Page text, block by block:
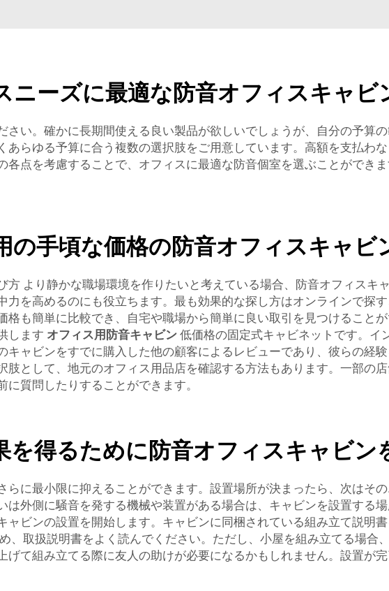
ニーズに最適な防音オフィスキャビ
さい。確かに長期間使える良い製品が欲しいでしょうが、自分の予算
あらゆる予算に合う複数の選択肢をご用意しています。高額を支払わ
各点を考慮することで、オフィスに最適な防音個室を選ぶことができ
の手頃な価格の防音オフィスキャビ
方 より静かな職場環境を作りたいと考えている場合、防音オフィス
力を高めるのにも役立ちます。最も効果的な探し方はオンラインで探
格も簡単に比較でき、自宅や職場から簡単に良い取引を見つけること
します オフィス用防音キャビン 低価格の固定式キャビネットです。イ
キャビンをすでに購入した他の顧客によるレビューであり、彼らの経
肢として、地元のオフィス用品店を確認する方法もあります。一部の
質問したりすることができます。
を得るために防音オフィスキャビン
らに最小限に抑えることができます。設置場所が決まったら、次はそ
は外側に騒音を発する機械や装置がある場合は、キャビンを設置する
ャビンの設置を開始します。キャビンに同梱されている組み立て説明
、取扱説明書をよく読んでください。ただし、小屋を組み立てる場合
げて組み立てる際に友人の助けが必要になるかもしれません。設置が